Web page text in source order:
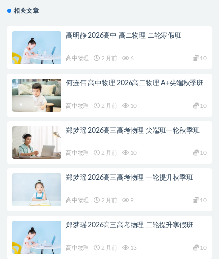
相关文章
高明静 2026高中 高二物理 二轮寒假班
高中物理 2 月前 6 10
何连伟 高中物理 2026高二物理 A+尖端秋季班
高中物理 2 月前 10 10
郑梦瑶 2026高三高考物理 尖端班一轮秋季班
高中物理 2 月前 10 10
郑梦瑶 2026高三高考物理 一轮提升秋季班
高中物理 2 月前 9 10
郑梦瑶 2026高三高考物理 二轮提升寒假班
高中物理 2 月前 13 10